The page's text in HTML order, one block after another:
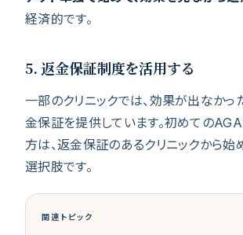
経済的です。
5. 返金保証制度を活用する
一部のクリニックでは、効果が出なか
金保証を提供しています。初めての
方は、返金保証のあるクリニックから始
選択肢です。
関連トピック